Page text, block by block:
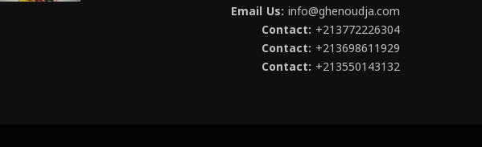
Email Us: info@ghenoudja.com
Contact: +213772226304
Contact: +213698611929
Contact: +213550143132